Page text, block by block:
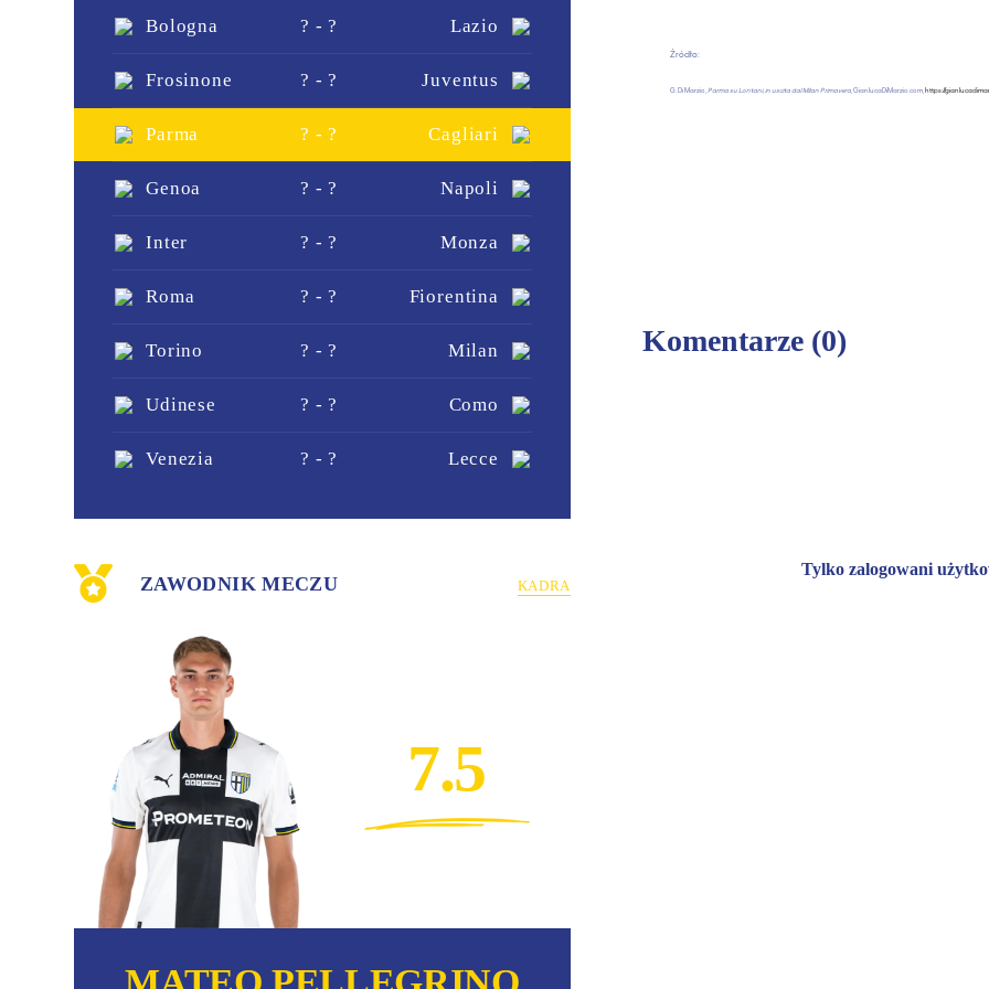
Bologna ? - ? Lazio
Frosinone ? - ? Juventus
Parma ? - ? Cagliari
Genoa ? - ? Napoli
Inter ? - ? Monza
Roma ? - ? Fiorentina
Torino ? - ? Milan
Udinese ? - ? Como
Venezia ? - ? Lecce
ZAWODNIK MECZU KADRA
7.5
Źródło:
G. Di Marzio, Parma su Lontani, in uscita dal Milan Primavera , GianlucaDiMarzio.com, https://
Komentarze (0)
Tylko zalogowani